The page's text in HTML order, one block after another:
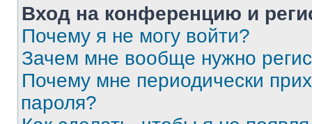
Вход на конференцию и
Почему я не могу войти?
Зачем мне вообще нужно
Почему мне периодически
пароля?